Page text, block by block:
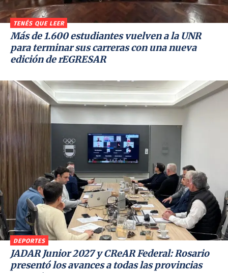
TENÉS QUE LEER
Más de 1.600 estudiantes vuelven a la UNR
para terminar sus carreras con una nueva
edición de rEGRESAR
DEPORTES
JADAR Junior 2027 y CReAR Federal: Rosario
presentó los avances a todas las provincias